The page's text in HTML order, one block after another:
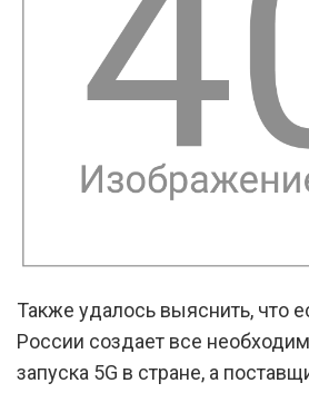
Также удалось выяснить, что
России создает все
запуска 5G в стране, а